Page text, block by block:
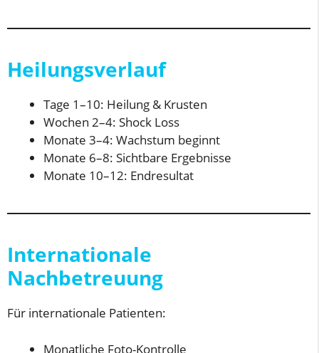
Heilungsverlauf
Tage 1–10: Heilung & Krusten
Wochen 2–4: Shock Loss
Monate 3–4: Wachstum beginnt
Monate 6–8: Sichtbare Ergebnisse
Monate 10–12: Endresultat
Internationale
Nachbetreuung
Für internationale Patienten:
Monatliche Foto-Kontrolle